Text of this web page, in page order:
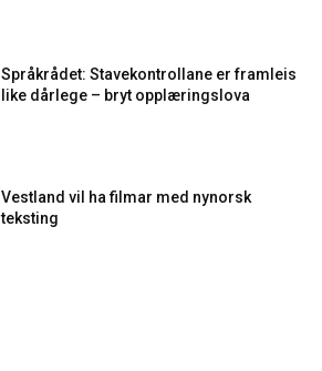
Språkrådet: Stavekontrollane er framleis
like dårlege – bryt opplæringslova
Vestland vil ha filmar med nynorsk
teksting